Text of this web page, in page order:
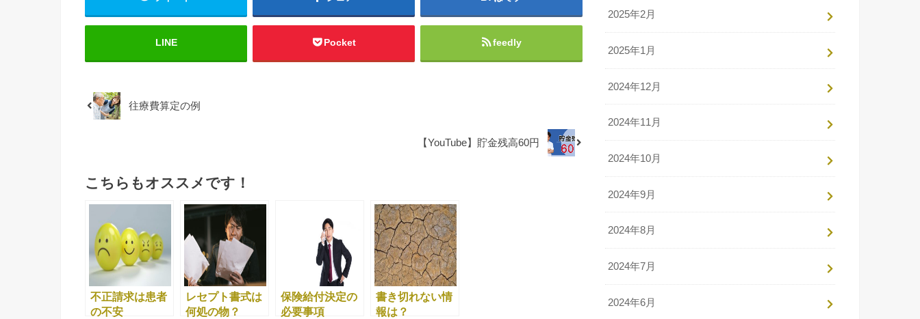
LINE Pocket feedly
往療費算定の例
【YouTube】貯金残高60円
こちらもオススメです！
不正請求は患者
の不安
レセプト書式は
何処の物？
保険給付決定の
必要事項
書き切れない情
報は？
2025年2月
2025年1月
2024年12月
2024年11月
2024年10月
2024年9月
2024年8月
2024年7月
2024年6月